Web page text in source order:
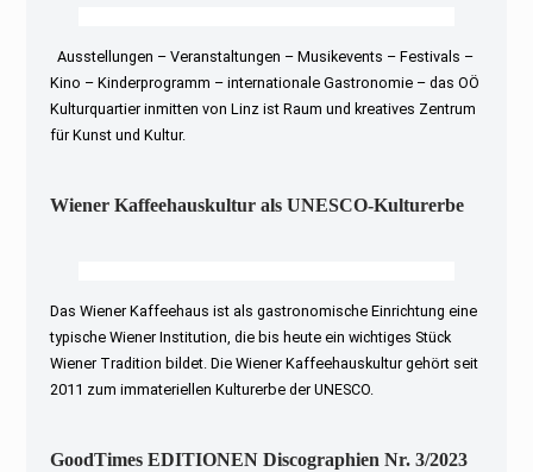
Ausstellungen – Veranstaltungen – Musikevents – Festivals –
Kino – Kinderprogramm – internationale Gastronomie – das OÖ
Kulturquartier inmitten von Linz ist Raum und kreatives Zentrum
für Kunst und Kultur.
Wiener Kaffeehauskultur als UNESCO-Kulturerbe
Das Wiener Kaffeehaus ist als gastronomische Einrichtung eine
typische Wiener Institution, die bis heute ein wichtiges Stück
Wiener Tradition bildet. Die Wiener Kaffeehauskultur gehört seit
2011 zum immateriellen Kulturerbe der UNESCO.
GoodTimes EDITIONEN Discographien Nr. 3/2023